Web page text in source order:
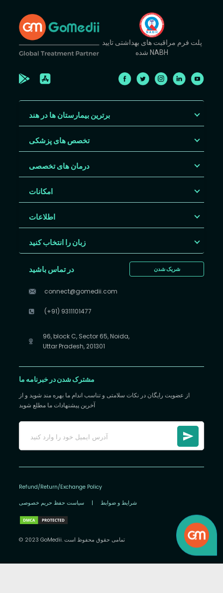
پلت فرم مراقبت های بهداشتی تایید
شده NABH
برترین بیمارستان ها در هند
تخصص های پزشکی
درمان های تخصصی
امکانات
اطلاعات
زبان را انتخاب کنید
شریک شدن در تماس باشید
connect@gomedii.com
(+91) 9311101477
96, block C, Sector 65, Noida,
Uttar Pradesh, 201301
مشترک شدن در خبرنامه ما
از عضویت رایگان در نکات سلامتی و تناسب اندام ما بهره مند شوید و از
آخرین پیشنهادات ما مطلع شوید
Refund/Return/Exchange Policy
سیاست حفظ حریم خصوصی | شرایط و ضوابط
© 2023 GoMedii. تمامی حقوق محفوظ است